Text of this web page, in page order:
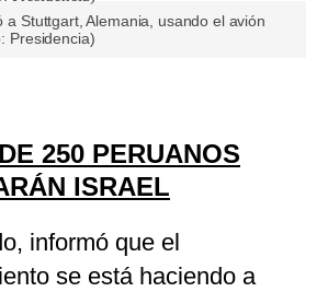
a Stuttgart, Alemania, usando el avión
Presidencia)
250 PERUANOS
ISRAEL
informó que el
se está haciendo a